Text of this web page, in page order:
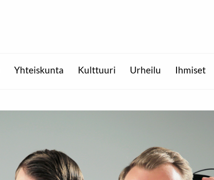
Yhteiskunta Kulttuuri Urheilu Ihmiset